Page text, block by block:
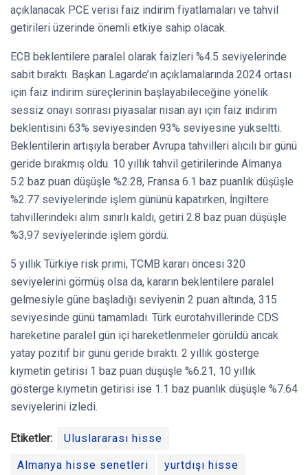
açıklanacak PCE verisi faiz indirim fiyatlamaları ve tahvil
getirileri üzerinde önemli etkiye sahip olacak.
ECB beklentilere paralel olarak faizleri %4.5 seviyelerinde
sabit bıraktı. Başkan Lagarde’ın açıklamalarında 2024 ortası
için faiz indirim süreçlerinin başlayabileceğine yönelik
sessiz onayı sonrası piyasalar nisan ayı için faiz indirim
beklentisini 63% seviyesinden 93% seviyesine yükseltti.
Beklentilerin artışıyla beraber Avrupa tahvilleri alıcılı bir günü
geride bırakmış oldu. 10 yıllık tahvil getirilerinde Almanya
5.2 baz puan düşüşle %2.28, Fransa 6.1 baz puanlık düşüşle
%2.77 seviyelerinde işlem gününü kapatırken, İngiltere
tahvillerindeki alım sınırlı kaldı, getiri 2.8 baz puan düşüşle
%3,97 seviyelerinde işlem gördü.
5 yıllık Türkiye risk primi, TCMB kararı öncesi 320
seviyelerini görmüş olsa da, kararın beklentilere paralel
gelmesiyle güne başladığı seviyenin 2 puan altında, 315
seviyesinde günü tamamladı. Türk eurotahvillerinde CDS
hareketine paralel gün içi hareketlenmeler görüldü ancak
yatay pozitif bir günü geride bıraktı. 2 yıllık gösterge
kıymetin getirisi 1 baz puan düşüşle %6.21, 10 yıllık
gösterge kıymetin getirisi ise 1.1 baz puanlık düşüşle %7.64
seviyelerini izledi.
Etiketler: Uluslararası hisse
Almanya hisse senetleri yurtdışı hisse